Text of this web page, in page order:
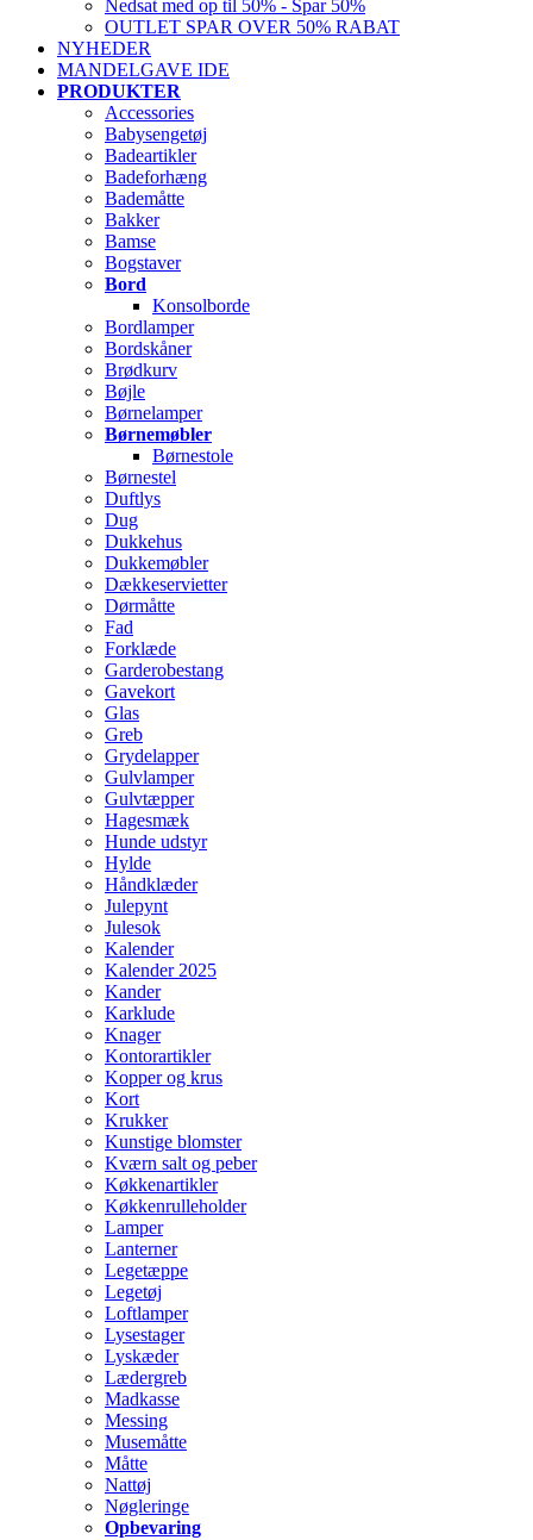
Nedsat med op til 50% - Spar 50%
OUTLET SPAR OVER 50% RABAT
NYHEDER
MANDELGAVE IDE
PRODUKTER
Accessories
Babysengetøj
Badeartikler
Badeforhæng
Bademåtte
Bakker
Bamse
Bogstaver
Bord
Konsolborde
Bordlamper
Bordskåner
Brødkurv
Bøjle
Børnelamper
Børnemøbler
Børnestole
Børnestel
Duftlys
Dug
Dukkehus
Dukkemøbler
Dækkeservietter
Dørmåtte
Fad
Forklæde
Garderobestang
Gavekort
Glas
Greb
Grydelapper
Gulvlamper
Gulvtæpper
Hagesmæk
Hunde udstyr
Hylde
Håndklæder
Julepynt
Julesok
Kalender
Kalender 2025
Kander
Karklude
Knager
Kontorartikler
Kopper og krus
Kort
Krukker
Kunstige blomster
Kværn salt og peber
Køkkenartikler
Køkkenrulleholder
Lamper
Lanterner
Legetæppe
Legetøj
Loftlamper
Lysestager
Lyskæder
Lædergreb
Madkasse
Messing
Musemåtte
Måtte
Nattøj
Nøgleringe
Opbevaring